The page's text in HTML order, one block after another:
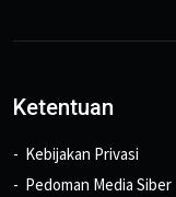
Ketentuan
Kebijakan Privasi
Pedoman Media Siber